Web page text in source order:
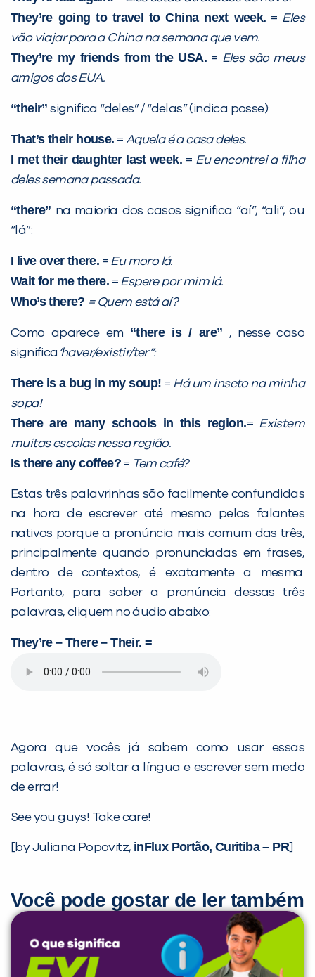
They’re going to travel to China next week. = Eles
vão viajar para a China na semana que vem.
They’re my friends from the USA. = Eles são meus
amigos dos EUA.
“their” significa “deles” / “delas” (indica posse):
That’s their house. = Aquela é a casa deles.
I met their daughter last week. = Eu encontrei a filha
deles semana passada.
“there” na maioria dos casos significa “aí”, “ali”, ou
“lá”:
I live over there. = Eu moro lá.
Wait for me there. = Espere por mim lá.
Who’s there? = Quem está aí?
Como aparece em “there is / are” , nesse caso
significa ‘haver/existir/ter”:
There is a bug in my soup! = Há um inseto na minha
sopa!
There are many schools in this region.= Existem
muitas escolas nessa região.
Is there any coffee? = Tem café?
Estas três palavrinhas são facilmente confundidas
na hora de escrever até mesmo pelos falantes
nativos porque a pronúncia mais comum das três,
principalmente quando pronunciadas em frases,
dentro de contextos, é exatamente a mesma.
Portanto, para saber a pronúncia dessas três
palavras, cliquem no áudio abaixo:
They’re – There – Their. =
Agora que vocês já sabem como usar essas
palavras, é só soltar a língua e escrever sem medo
de errar!
See you guys! Take care!
[by Juliana Popovitz, inFlux Portão, Curitiba – PR]
Você pode gostar de ler também
com a:
Você é aluno inFlux?